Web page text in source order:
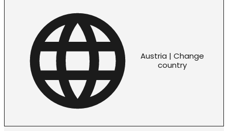
Austria | Change
country